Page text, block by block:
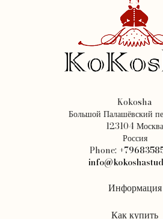
Kokosha
Большой Палашёвский
123104 Москва
Россия
Phone:
Информация
Как купить